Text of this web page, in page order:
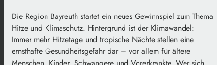
Die Region Bayreuth startet ein neues Gewinnspiel zum Thema
Hitze und Klimaschutz. Hintergrund ist der Klimawandel:
Immer mehr Hitzetage und tropische Nächte stellen eine
ernsthafte Gesundheitsgefahr dar – vor allem für ältere
Menschen, Kinder, Schwangere und Vorerkrankte. Wer sich